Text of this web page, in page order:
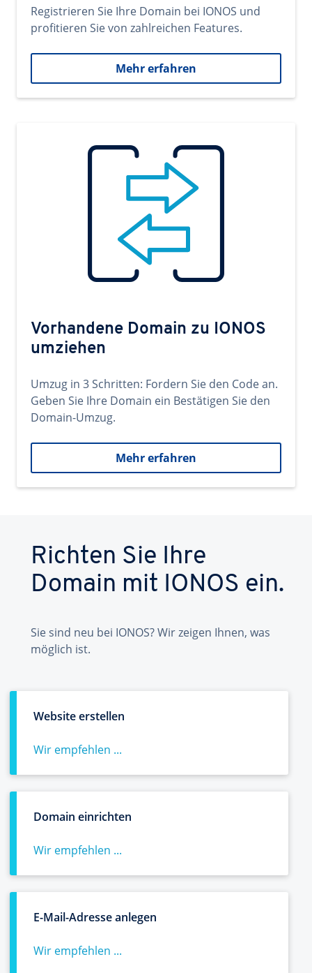
Registrieren Sie Ihre Domain bei IONOS und
profitieren Sie von zahlreichen Features.
Mehr erfahren
Vorhandene Domain zu IONOS
umziehen
Umzug in 3 Schritten: Fordern Sie den Code an.
Geben Sie Ihre Domain ein Bestätigen Sie den
Domain-Umzug.
Mehr erfahren
Richten Sie Ihre
Domain mit IONOS ein.
Sie sind neu bei IONOS? Wir zeigen Ihnen, was
möglich ist.
Website erstellen
Wir empfehlen ...
Domain einrichten
Wir empfehlen ...
E-Mail-Adresse anlegen
Wir empfehlen ...